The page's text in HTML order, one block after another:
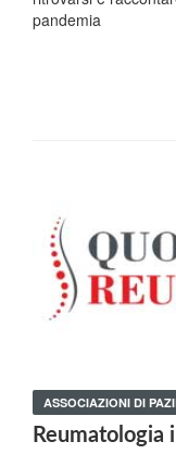
pandemia
ASSOCIAZIONI DI
Reumatologia